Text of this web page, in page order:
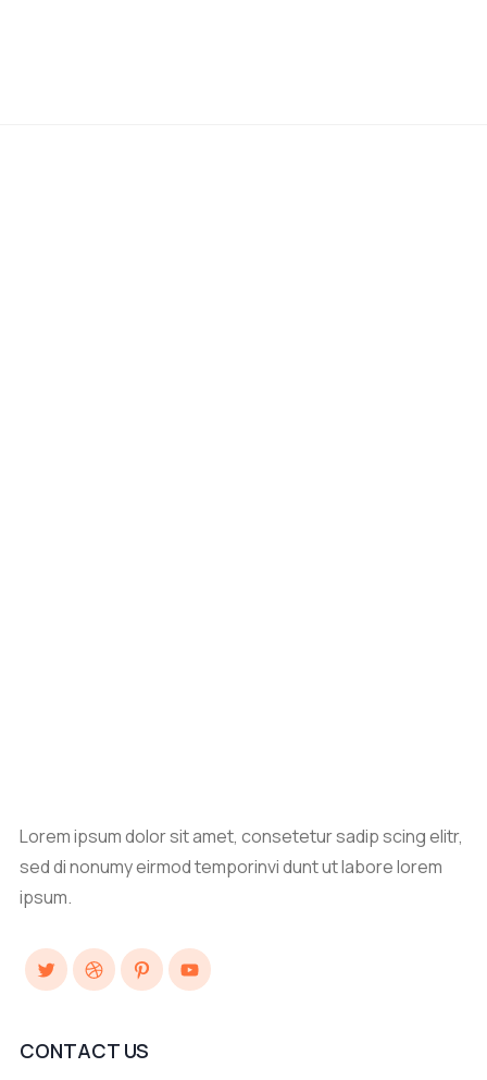
Lorem ipsum dolor sit amet, consetetur sadip scing elitr,
sed di nonumy eirmod temporinvi dunt ut labore lorem
ipsum.
TwitterDribbblePinterestYouTube
CONTACT US